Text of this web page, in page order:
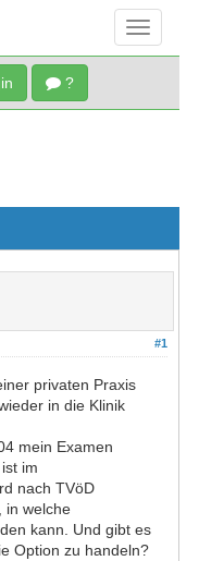
?
#1
privaten Praxis
in die Klinik
mein Examen
im
nach TVöD
in welche
kann. Und gibt es
Option zu handeln?